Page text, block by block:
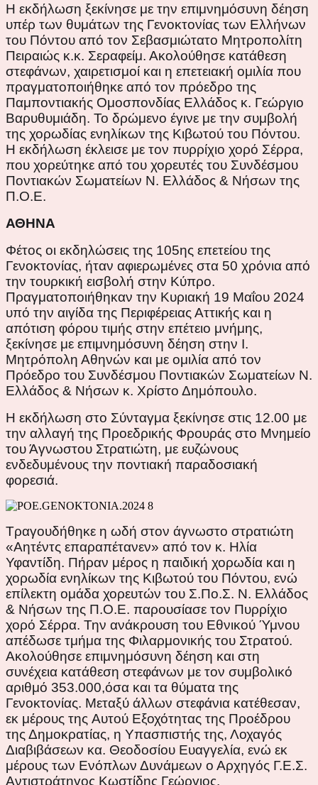
Η εκδήλωση ξεκίνησε με την επιμνημόσυνη δέηση
υπέρ των θυμάτων της Γενοκτονίας των Ελλήνων
του Πόντου από τον Σεβασμιώτατο Μητροπολίτη
Πειραιώς κ.κ. Σεραφείμ. Ακολούθησε κατάθεση
στεφάνων, χαιρετισμοί και η επετειακή ομιλία που
πραγματοποιήθηκε από τον πρόεδρο της
Παμποντιακής Ομοσπονδίας Ελλάδος κ. Γεώργιο
Βαρυθυμιάδη. Το δρώμενο έγινε με την συμβολή
της χορωδίας ενηλίκων της Κιβωτού του Πόντου.
Η εκδήλωση έκλεισε με τον πυρρίχιο χορό Σέρρα,
που χορεύτηκε από του χορευτές του Συνδέσμου
Ποντιακών Σωματείων Ν. Ελλάδος & Νήσων της
Π.Ο.Ε.
ΑΘΗΝΑ
Φέτος οι εκδηλώσεις της 105ης επετείου της
Γενοκτονίας, ήταν αφιερωμένες στα 50 χρόνια από
την τουρκική εισβολή στην Κύπρο.
Πραγματοποιήθηκαν την Κυριακή 19 Μαΐου 2024
υπό την αιγίδα της Περιφέρειας Αττικής και η
απότιση φόρου τιμής στην επέτειο μνήμης,
ξεκίνησε με επιμνημόσυνη δέηση στην Ι.
Μητρόπολη Αθηνών και με ομιλία από τον
Πρόεδρο του Συνδέσμου Ποντιακών Σωματείων Ν.
Ελλάδος & Νήσων κ. Χρίστο Δημόπουλο.
Η εκδήλωση στο Σύνταγμα ξεκίνησε στις 12.00 με
την αλλαγή της Προεδρικής Φρουράς στο Μνημείο
του Άγνωστου Στρατιώτη, με ευζώνους
ενδεδυμένους την ποντιακή παραδοσιακή
φορεσιά.
Τραγουδήθηκε η ωδή στον άγνωστο στρατιώτη
«Αητέντς επαραπέτανεν» από τον κ. Ηλία
Υφαντίδη. Πήραν μέρος η παιδική χορωδία και η
χορωδία ενηλίκων της Κιβωτού του Πόντου, ενώ
επίλεκτη ομάδα χορευτών του Σ.Πο.Σ. Ν. Ελλάδος
& Νήσων της Π.Ο.Ε. παρουσίασε τον Πυρρίχιο
χορό Σέρρα. Την ανάκρουση του Εθνικού Ύμνου
απέδωσε τμήμα της Φιλαρμονικής του Στρατού.
Ακολούθησε επιμνημόσυνη δέηση και στη
συνέχεια κατάθεση στεφάνων με τον συμβολικό
αριθμό 353.000,όσα και τα θύματα της
Γενοκτονίας. Μεταξύ άλλων στεφάνια κατέθεσαν,
εκ μέρους της Aυτού Εξοχότητας της Προέδρου
της Δημοκρατίας, η Υπασπιστής της, Λοχαγός
Διαβιβάσεων κα. Θεοδοσίου Ευαγγελία, ενώ εκ
μέρους των Ενόπλων Δυνάμεων ο Αρχηγός Γ.Ε.Σ.
Αντιστράτηγος Κωστίδης Γεώργιος.